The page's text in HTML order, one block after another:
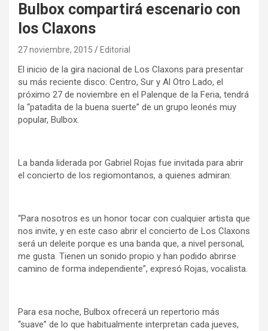
Bulbox compartirá escenario con
los Claxons
27 noviembre, 2015 Editorial
El inicio de la gira nacional de Los Claxons para presentar
su más reciente disco: Centro, Sur y Al Otro Lado, el
próximo 27 de noviembre en el Palenque de la Feria, tendrá
la “patadita de la buena suerte” de un grupo leonés muy
popular, Bulbox.
La banda liderada por Gabriel Rojas fue invitada para abrir
el concierto de los regiomontanos, a quienes admiran:
“Para nosotros es un honor tocar con cualquier artista que
nos invite, y en este caso abrir el concierto de Los Claxons
será un deleite porque es una banda que, a nivel personal,
me gusta. Tienen un sonido propio y han podido abrirse
camino de forma independiente”, expresó Rojas, vocalista.
Para esa noche, Bulbox ofrecerá un repertorio más
“suave” de lo que habitualmente interpretan cada jueves,